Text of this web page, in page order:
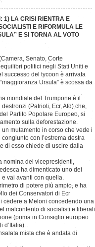
1) LA CRISI RIENTRA E
E RIFORMULA LE
E SI TORNA AL VOTO
Senato, Corte
politici negli Stati Uniti e
successo del tycoon è arrivata
Ursula” è scossa da
mondiale del Trumpone è il
(Patrioti, Ecr, Afd) che,
Partito Popolare Europeo, si
sulla deforestazione.
mutamento in corso che vede i
con l’estrema destra
di esso chiede di uscire dalla
nomina dei vicepresidenti,
ha dimenticato uno dei
vai avanti con quella.
di potere più ampio, e ha
dei Conservatori di Ecr
cedere a Meloni concedendo una
malcontento di socialisti e liberali
(prima in Consiglio europeo
d’Italia).
mista che è andata di